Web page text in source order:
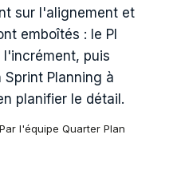
sur l'alignement et
emboîtés : le PI
l'incrément, puis
Planning à
planifier le détail.
l'équipe Quarter Plan